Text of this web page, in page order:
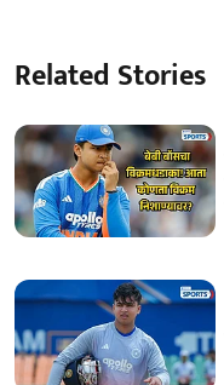
Related Stories